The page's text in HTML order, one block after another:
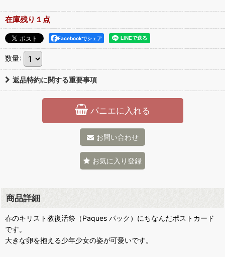
在庫残り１点
Facebookでシェア
数量:
返品特約に関する重要事項
パニエに入れる
お問い合わせ
お気に入り登録
商品詳細
春のキリスト教復活祭（Paques パック）にちなんだポストカード
です。
大きな卵を抱える少年少女の姿が可愛いです。